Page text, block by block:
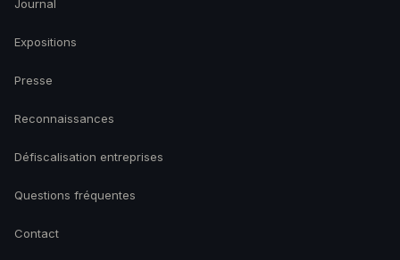
Journal
Expositions
Presse
Reconnaissances
Défiscalisation entreprises
Questions fréquentes
Contact